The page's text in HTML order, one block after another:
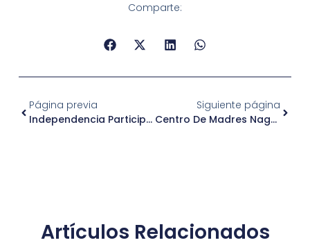
Comparte:
Página previa
Independencia Participa En La Conmemoración Del 21° Aniversario Del Regimiento Logístico N° 1 “Bellavista”
Siguiente página
Centro De Madres Nagazaki
Artículos Relacionados